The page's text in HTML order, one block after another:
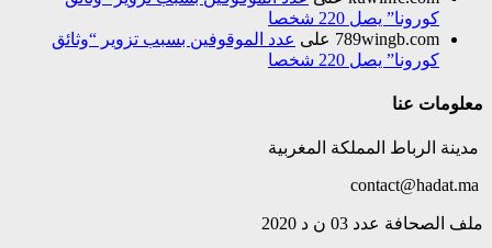
كورونا” يصل 220 شخصا
789wingb.com على عدد الموقوفين بسبب تزوير “وثائق
كورونا” يصل 220 شخصا
معلومات عنا
مدينة الرباط المملكة المغربية
ملف الصحافة عدد 03 ن د 2020